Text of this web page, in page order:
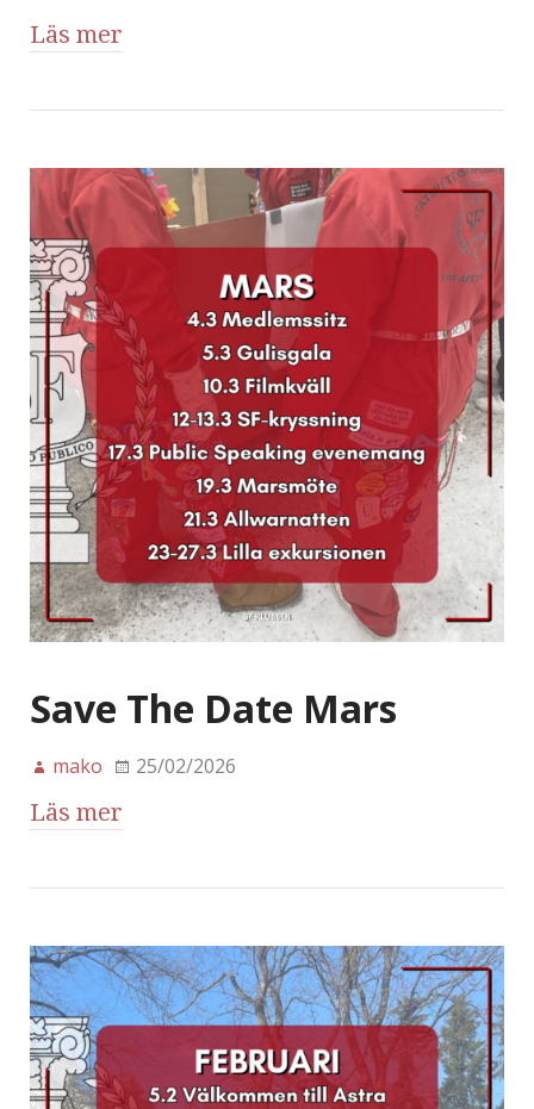
Läs mer
Save The Date Mars
mako 25/02/2026
Läs mer